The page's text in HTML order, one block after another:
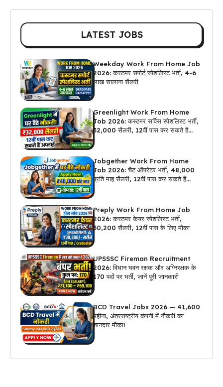
LATEST JOBS
Weekday Work From Home Job
2026: कस्टमर सपोर्ट स्पेशलिस्ट भर्ती, 4-6
लाख सालाना सैलरी
Greenlight Work From Home
Job 2026: कस्टमर सर्विस स्पेशलिस्ट भर्ती,
₹32,000 सैलरी, 12वीं पास कर सकते हैं
Jobgether Work From Home
Job 2026: चैट ऑपरेटर भर्ती, ₹48,000
प्रति माह सैलरी, 12वीं पास कर सकते हैं
Preply Work From Home Job
2026: कस्टमर केयर स्पेशलिस्ट भर्ती,
₹30,200 सैलरी, 12वीं पास के लिए मौका
UPSSSC Fireman Recruitment
2026: विधान भवन रक्षक और अग्निरक्षक के
170 पदों पर भर्ती, जानें पूरी जानकारी
BCD Travel Jobs 2026 — ₹41,600
महीना, अंतरराष्ट्रीय कंपनी में नौकरी का
शानदार मौका!